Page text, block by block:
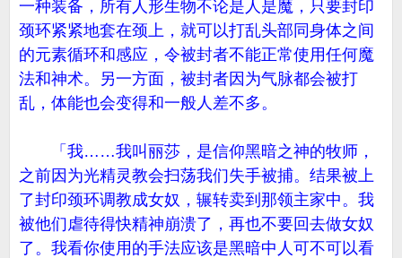
一种装备，所有人形生物不论是人是魔，只要封印
颈环紧紧地套在颈上，就可以打乱头部同身体之间
的元素循环和感应，令被封者不能正常使用任何魔
法和神术。另一方面，被封者因为气脉都会被打
乱，体能也会变得和一般人差不多。
「我……我叫丽莎，是信仰黑暗之神的牧师，
之前因为光精灵教会扫荡我们失手被捕。结果被上
了封印颈环调教成女奴，辗转卖到那领主家中。我
被他们虐待得快精神崩溃了，再也不要回去做女奴
了。我看你使用的手法应该是黑暗中人可不可以看